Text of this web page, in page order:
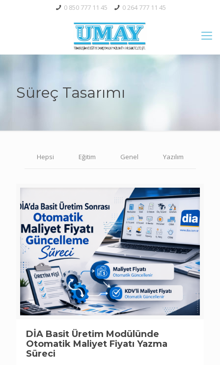
0 850 777 11 45 0 264 777 11 45
Süreç Tasarımı
Hepsi Eğitim Genel Yazılım
DİA Basit Üretim Modülünde
Otomatik Maliyet Fiyatı Yazma
Süreci